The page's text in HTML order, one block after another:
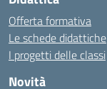
Offerta formativa
Le schede didattiche
I progetti delle classi
Novità